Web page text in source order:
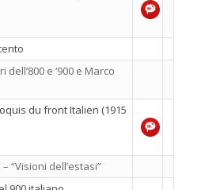
dell’800 e ‘900 e Marco
du front Italien (1915
“Visioni dell’estasi”